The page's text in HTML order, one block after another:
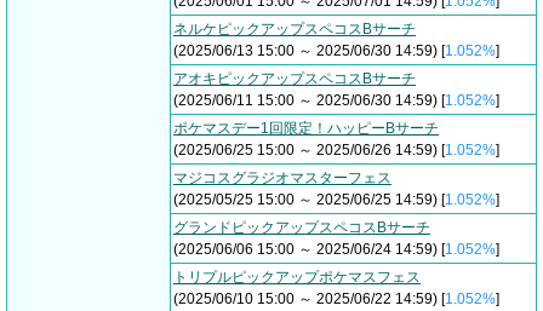
ネルケピックアップスペコスBサーチ
(2025/06/13 15:00 ～ 2025/06/30 14:59) [1.052%]
アオキピックアップスペコスBサーチ
(2025/06/11 15:00 ～ 2025/06/30 14:59) [1.052%]
ポケマスデー1回限定！ハッピーBサーチ
(2025/06/25 15:00 ～ 2025/06/26 14:59) [1.052%]
マジコスグラジオマスターフェス
(2025/05/25 15:00 ～ 2025/06/25 14:59) [1.052%]
グランドピックアップスペコスBサーチ
(2025/06/06 15:00 ～ 2025/06/24 14:59) [1.052%]
トリプルピックアップポケマスフェス
(2025/06/10 15:00 ～ 2025/06/22 14:59) [1.052%]